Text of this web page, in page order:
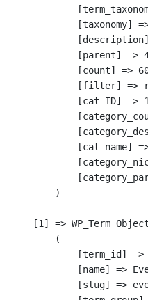
[taxonomy]
[parent] =>
[count] =>
[filter] =>
[cat_ID] =>
[cat_name]
        )
    [1] => WP_Term Object
        (
[term_id] =>
[name] =>
[slug] =>